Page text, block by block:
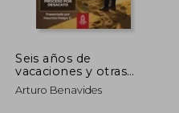
Seis años de
vacaciones y otras
obras de Arturo
Benavides
Arturo Benavides